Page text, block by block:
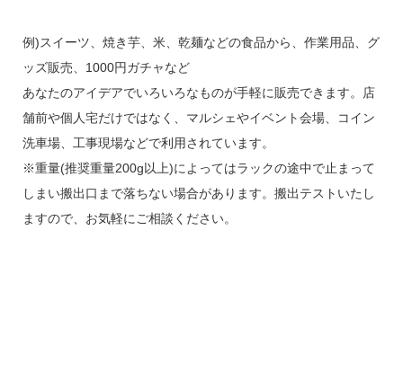
例)スイーツ、焼き芋、米、乾麺などの食品から、作業用品、グ
ッズ販売、1000円ガチャなど
あなたのアイデアでいろいろなものが手軽に販売できます。店
舗前や個人宅だけではなく、マルシェやイベント会場、コイン
洗車場、工事現場などで利用されています。
※重量(推奨重量200g以上)によってはラックの途中で止まって
しまい搬出口まで落ちない場合があります。搬出テストいたし
ますので、お気軽にご相談ください。